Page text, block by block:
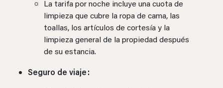
La tarifa por noche incluye una cuota de
limpieza que cubre la ropa de cama, las
toallas, los artículos de cortesía y la
limpieza general de la propiedad después
de su estancia.
Seguro de viaje :